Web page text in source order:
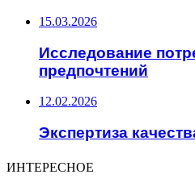
15.03.2026
Исследование
предпочтений
12.02.2026
Экспертиза
ИНТЕРЕСНОЕ